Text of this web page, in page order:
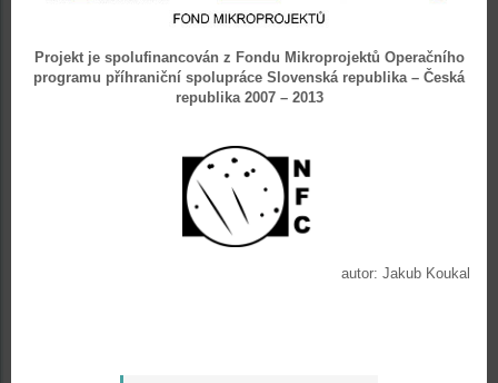
Projekt je spolufinancován z Fondu Mikroprojektů Operačního
programu příhraniční spolupráce Slovenská republika – Česká
republika 2007 – 2013
autor: Jakub Koukal